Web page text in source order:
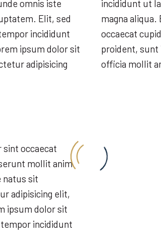
omnis iste
Elit, sed
incididunt
ipsum dolor sit
adipisicing
incididunt ut
magna
occaecat
proident, sunt
officia mollit
occaecat
mollit anim
natus sit
adipisicing elit,
ipsum dolor sit
incididunt